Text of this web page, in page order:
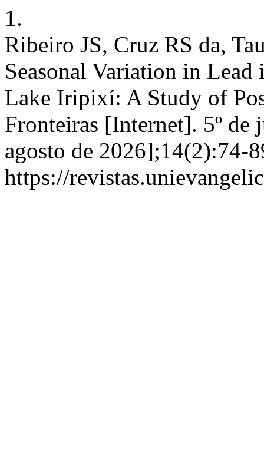
1.
Ribeiro JS, Cruz RS da,
Seasonal Variation in
Lake Iripixí: A Study of
Fronteiras [Internet]. 5º de
agosto de 2026];14(2):74-
https://